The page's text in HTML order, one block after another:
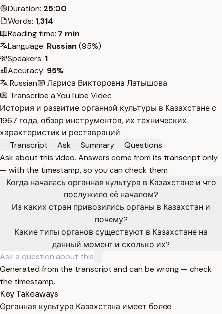
Duration: 25:00
Words: 1,314
Reading time: 7 min
Language: Russian (95%)
Speakers: 1
Accuracy: 95%
Russian
Лариса Викторовна Латышова
Transcribe a YouTube Video
История и развитие органной культуры в Казахстане с
1967 года, обзор инструментов, их технических
характеристик и реставраций.
Transcript
Ask Summary
Questions
Ask about this video. Answers come from its transcript only
— with the timestamp, so you can check them.
Когда началась органная культура в Казахстане и что
послужило её началом?
Из каких стран привозились органы в Казахстан и
почему?
Какие типы органов существуют в Казахстане на
данный момент и сколько их?
Generated from the transcript and can be wrong — check
the timestamp.
Key Takeaways
Органная культура Казахстана имеет более